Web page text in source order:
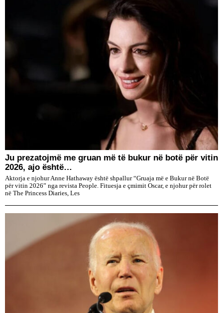
Ju prezatojmë me gruan më të bukur në botë për vitin
2026, ajo është…
Aktorja e njohur Anne Hathaway është shpallur “Gruaja më e Bukur në Botë
për vitin 2026” nga revista People. Fituesja e çmimit Oscar, e njohur për rolet
në The Princess Diaries, Les